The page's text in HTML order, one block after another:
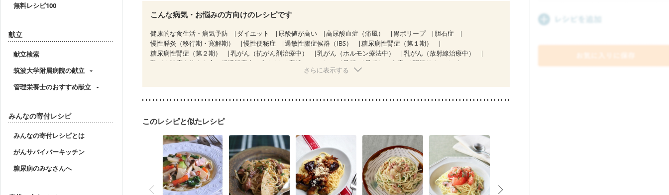
無料レシピ100
献立
献立検索
筑波大学附属病院の献立
管理栄養士のおすすめ献立
みんなの寄付レシピ
みんなの寄付レシピとは
がんサバイバーキッチン
糖尿病のみなさんへ
こんな病気・お悩みの方向けのレシピです
健康的な食生活・病気予防 ダイエット 尿酸値が高い 高尿酸血症（痛風） 胃ポリープ
胆石症
慢性膵炎（移行期・寛解期）
慢性便秘症 過敏性腸症候群（IBS）
糖尿病性腎症（第１期）
糖尿病性腎症（第２期）
乳がん（抗がん剤治療中） 乳がん（ホルモン療法中）
乳がん（放射線治療中）
乳がん治療を終えた方・経過観察中の方など
産後（ミルク） 骨折 骨粗しょう症
関節リウマチ
貧血対策 ニキビ・肌荒れ
さらに表示する
このレシピと似たレシピ